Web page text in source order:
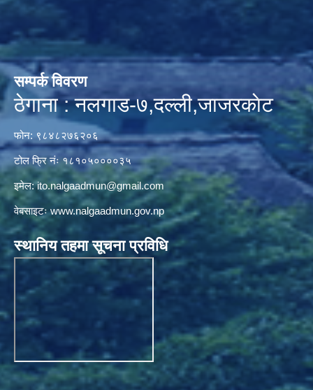
सम्पर्क विवरण
ठेगाना : नलगाड-७,दल्ली,जाजरकाेट
फोन: ९८४८२७६२०६
टोल फ्रि नंः १८१०५००००३५
इमेल:ito.nalgaadmun@gmail.com
वेबसाइटःwww.nalgaadmun.gov.np
स्थानिय तहमा सूचना प्रविधि